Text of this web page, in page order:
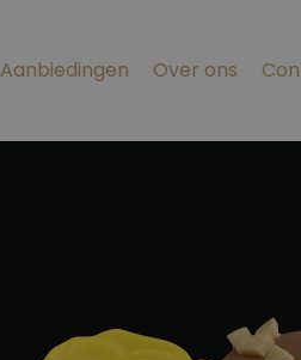
Aanbiedingen Over ons